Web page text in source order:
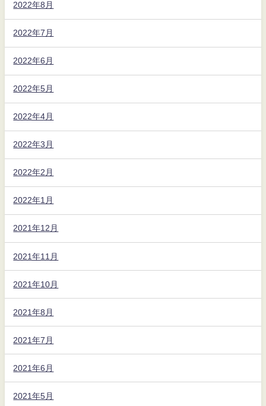
2022年8月
2022年7月
2022年6月
2022年5月
2022年4月
2022年3月
2022年2月
2022年1月
2021年12月
2021年11月
2021年10月
2021年8月
2021年7月
2021年6月
2021年5月